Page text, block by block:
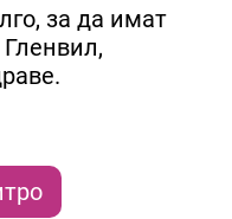
за да имат